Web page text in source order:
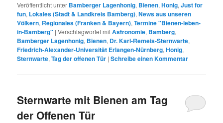
Veröffentlicht unter Bamberger Lagenhonig, Bienen,Honig,Just for
fun, Lokales (Stadt & Landkreis Bamberg),News aus unseren
Völkern, Regionales (Franken & Bayern),Termine "Bienen-leben-
in-Bamberg" |Verschlagwortet mitAstronomie, Bamberg,
Bamberger Lagenhonig, Bienen, Dr. Karl-Remeis-Sternwarte,
Friedrich-Alexander-Universität Erlangen-Nürnberg,Honig,
Sternwarte,Tag der offenen Tür |Schreibe einen Kommentar
Sternwarte mit Bienen am Tag
der Offenen Tür